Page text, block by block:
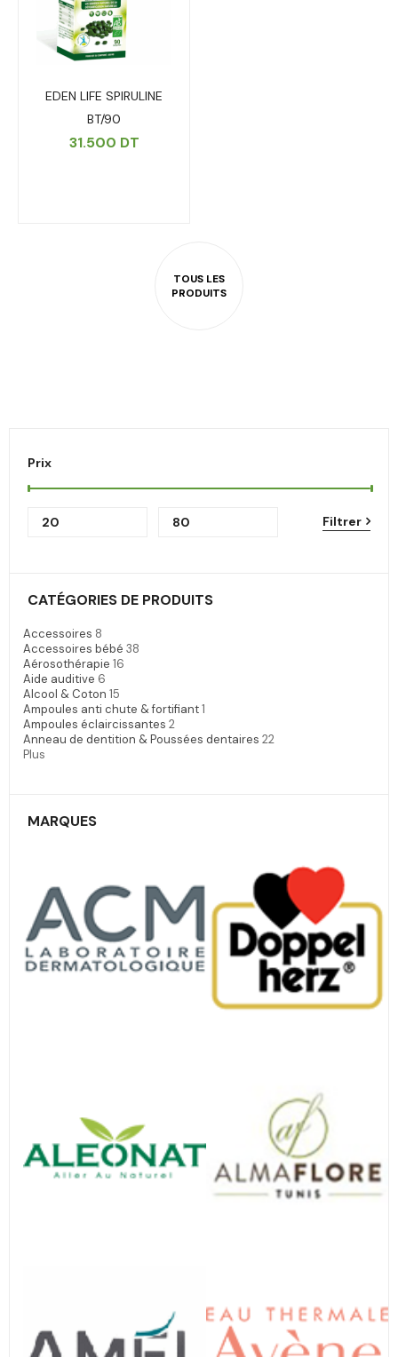
Prix
Filtrer
CATÉGORIES DE PRODUITS
Accessoires 8
Accessoires bébé 38
Aérosothérapie 16
Aide auditive 6
Alcool & Coton 15
Ampoules anti chute & fortifiant1
Ampoules éclaircissantes 2
Anneau de dentition & Poussées dentaires 22
Plus
MARQUES
EDEN LIFE SPIRULINE
BT/90
31.500 DT